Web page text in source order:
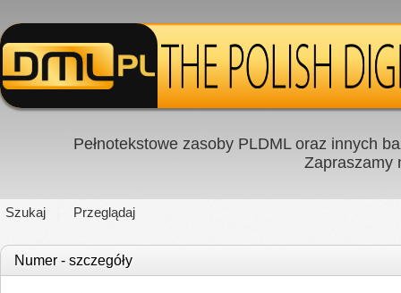
Pełnotekstowe zasoby PLDML oraz innych
Zapraszamy
Szukaj Przeglądaj
Numer - szczegóły